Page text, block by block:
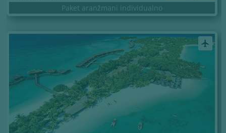
Paket aranžmani individualno
airplanemode_active